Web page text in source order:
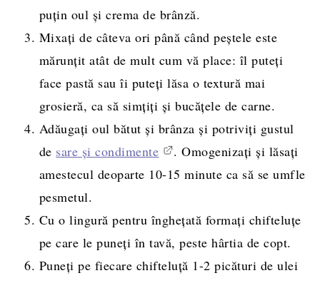
puțin oul și crema de brânză.
Mixați de câteva ori până când peștele este
mărunțit atât de mult cum vă place: îl puteți
face pastă sau îi puteți lăsa o textură mai
grosieră, ca să simțiți și bucățele de carne.
Adăugați oul bătut și brânza și potriviți gustul
de sare și condimente
. Omogenizați și lăsați
amestecul deoparte 10-15 minute ca să se umfle
pesmetul.
Cu o lingură pentru înghețată formați chifteluțe
pe care le puneți în tavă, peste hârtia de copt.
Puneți pe fiecare chifteluță 1-2 picături de ulei